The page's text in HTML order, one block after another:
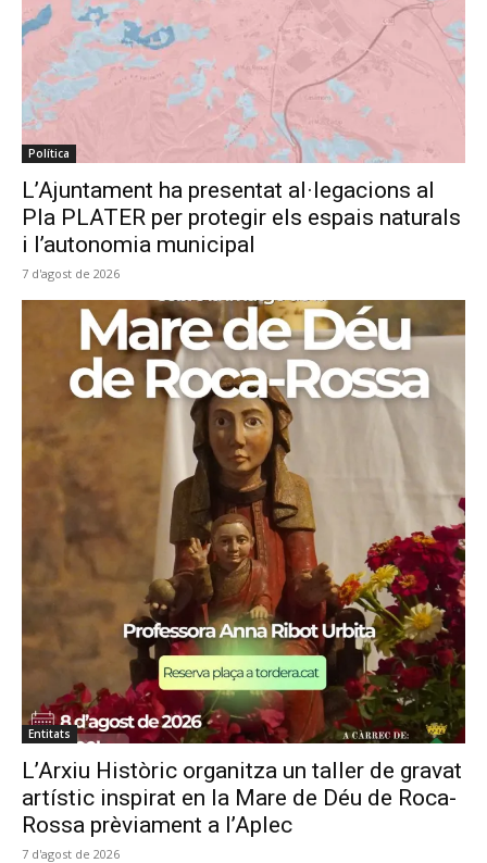
Política
L’Ajuntament ha presentat al·legacions al
Pla PLATER per protegir els espais naturals
i l’autonomia municipal
7 d'agost de 2026
Entitats
L’Arxiu Històric organitza un taller de gravat
artístic inspirat en la Mare de Déu de Roca-
Rossa prèviament a l’Aplec
7 d'agost de 2026